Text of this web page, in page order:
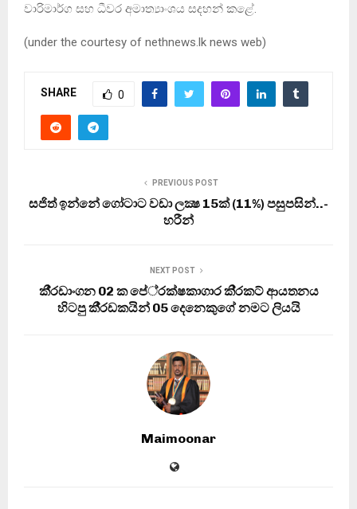
වාරිමාර්ග සහ ධීවර අමාත්‍යාංශය සදහන් කළේ.
(under the courtesy of nethnews.lk news web)
SHARE 0
PREVIOUS POST
සජිත් ඉන්නේ ගෝටාට වඩා ලක්‍ෂ 15ක් (11%) පසුපසින්..-
හරීන්
NEXT POST
කී‍්‍රඩාංගන 02 ක පේ‍්‍රක්ෂකාගාර කි‍්‍රකට් ආයතනය
හිටපු කී‍්‍රඩකයින් 05 දෙනෙකුගේ නමට ලියයි
Maimoonar